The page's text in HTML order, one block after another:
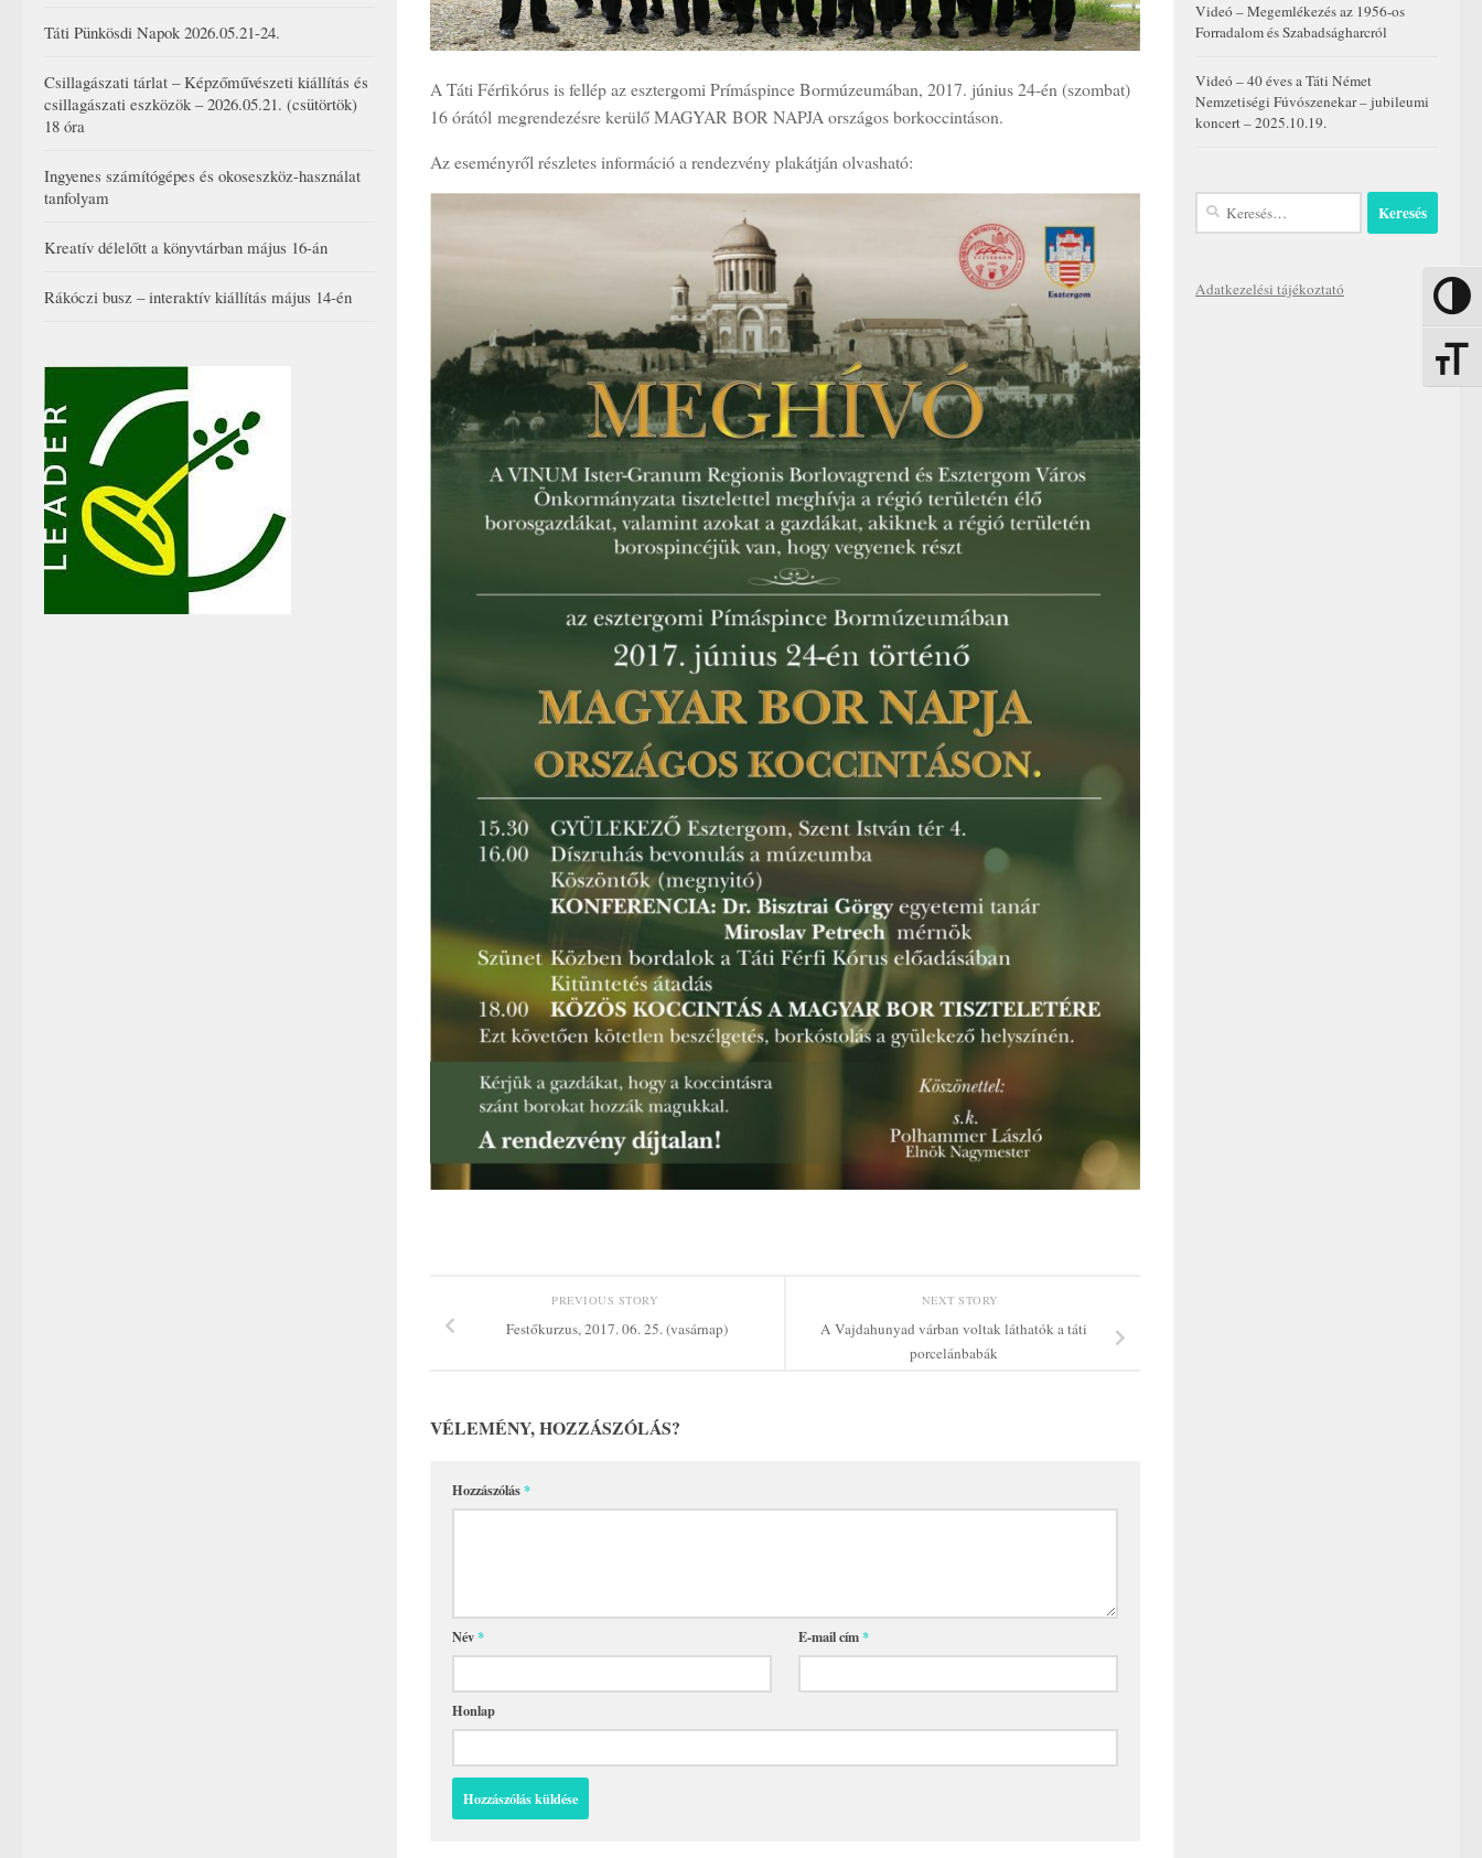
Nagy
A Táti Férfikórus is fellép az esztergomi Prímáspince Bormúzeumában, 2017. június 24-én (szombat)
16 órától megrendezésre kerülő MAGYAR BOR NAPJA országos borkoccintáson.
Az eseményről részletes információ a rendezvény plakátján olvasható:
NEXT STORY
A Vajdahunyad várban voltak láthatók a táti
porcelánbabák
PREVIOUS STORY
Festőkurzus, 2017. 06. 25. (vasárnap)
VÉLEMÉNY, HOZZÁSZÓLÁS?
Hozzászólás*
Név* E-mail cím*
Honlap
Táti Pünkösdi Napok 2026.05.21-24.
Csillagászati tárlat – Képzőművészeti kiállítás és
csillagászati eszközök – 2026.05.21. (csütörtök)
18 óra
Ingyenes számítógépes és okoseszköz-használat
tanfolyam
Kreatív délelőtt a könyvtárban május 16-án
Rákóczi busz – interaktív kiállítás május 14-én
Videó – Megemlékezés az 1956-os
Forradalom és Szabadságharcról
Videó – 40 éves a Táti Német
Nemzetiségi Fúvószenekar – jubileumi
koncert – 2025.10.19.
Keresés:
Adatkezelési tájékoztató